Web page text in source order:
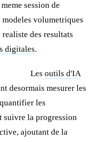
session de
modeles volumetriques
des resultats
digitales.
Les outils d'IA
desormais mesurer les
les
suivre la progression
ajoutant de la